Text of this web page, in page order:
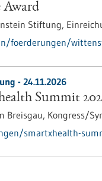
Award
Stiftung,
foerderungen/
- 24.11.2026
Summit
Breisgau, Kongress/
smartxhealth-